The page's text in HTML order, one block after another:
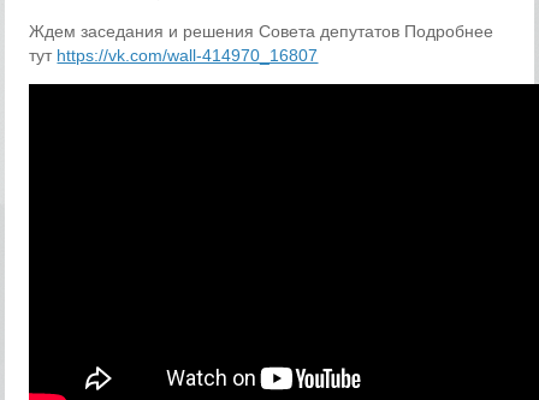
Ждем заседания и решения Совета депутатов Подробнее
тут https://vk.com/wall-414970_16807